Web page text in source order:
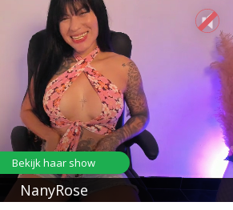
NanyRose
Bekijk haar show